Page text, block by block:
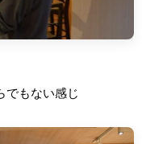
でもない感じ